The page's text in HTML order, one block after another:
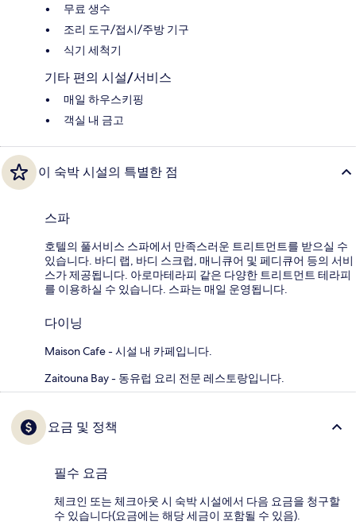
무료 생수
조리 도구/접시/주방 기구
식기 세척기
기타 편의 시설/서비스
매일 하우스키핑
객실 내 금고
이 숙박 시설의 특별한 점
스파
호텔의 풀서비스 스파에서 만족스러운 트리트먼트를 받으실 수
있습니다. 바디 랩, 바디 스크럽, 매니큐어 및 페디큐어 등의 서비
스가 제공됩니다. 아로마테라피 같은 다양한 트리트먼트 테라피
를 이용하실 수 있습니다. 스파는 매일 운영됩니다.
다이닝
Maison Cafe - 시설 내 카페입니다.
Zaitouna Bay - 동유럽 요리 전문 레스토랑입니다.
요금 및 정책
필수 요금
체크인 또는 체크아웃 시 숙박 시설에서 다음 요금을 청구할
수 있습니다(요금에는 해당 세금이 포함될 수 있음).